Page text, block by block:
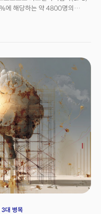
에 해당하는 약 4800명의
. 콜먼 CPO는 이번 결정의
의 구조조정을 시작한다”고
을 감축하기로 했다고 전했다.
로 있었다. 콜먼 CPO는 성명
있으며 앞으로 더 많은 변화가
화를 겪게 될 것”이라고 했다.
있을 수 있다고 암시한 것이다.
는 올해 자본지출(capex)
히며 역대 최대 규모의 AI
어진 일이다. 인력 구조조정의
컨설팅 조직을 향했다. 역대 최대
동시에 벌어지고 있는 것이다. 이
시 한번 수면 위로 끌어올렸다.
3대 병목